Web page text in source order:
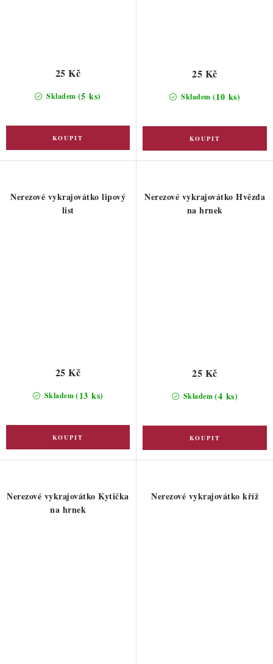
Skladem (5 ks)
25 Kč
Skladem (10 ks)
25 Kč
Nerezové vykrajovátko lipový
list
Skladem(13 ks)
25 Kč
Nerezové vykrajovátko Hvězda
na hrnek
Skladem(4 ks)
25 Kč
Nerezové vykrajovátko Kytička
na hrnek
Nerezové vykrajovátko kříž